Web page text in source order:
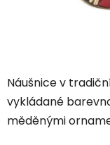
Náušnice v
vykládané
měděnými